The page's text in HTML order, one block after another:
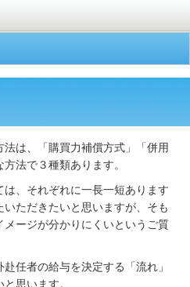
は、「購買力補償方式」「併用
法で３種類あります。
、それぞれに一長一短あります
ただきたいと思いますが、そも
ージが分かりにくいというご質
任者の給与を決定する「流れ」
思います。